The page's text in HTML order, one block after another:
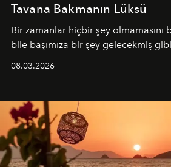
Tavana Bakmanın Lüksü
Bir zamanlar hiçbir şey
bile başımıza bir şey gelecekmiş
08.03.2026